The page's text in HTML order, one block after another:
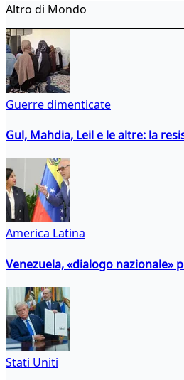
Altro di Mondo
Guerre dimenticate
Gul, Mahdia, Leil e le altre: la
America Latina
Venezuela, «dialogo
Stati Uniti